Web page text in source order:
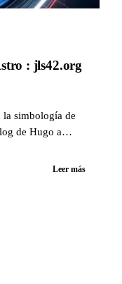
: jls42.org
simbología de
de Hugo a
Leer más